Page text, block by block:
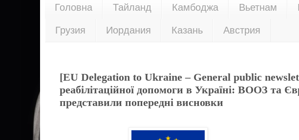
Головна Тайланд Камбоджа Вьетнам
Грузия Иордания Казань Австрия
[EU Delegation to Ukraine – General public
реабілітаційної допомоги в Україні: ВООЗ та
представили попередні висновки